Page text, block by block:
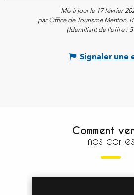
Mis à jour le 17 février
par Office de Tourisme Menton,
(Identifiant de l'offre :
Signaler une
Comment
nos cartes